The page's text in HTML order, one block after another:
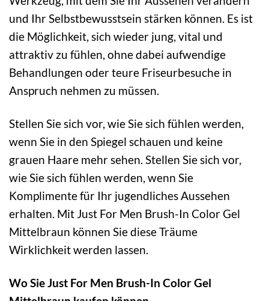
und Ihr Selbstbewusstsein stärken können. Es ist
die Möglichkeit, sich wieder jung, vital und
attraktiv zu fühlen, ohne dabei aufwendige
Behandlungen oder teure Friseurbesuche in
Anspruch nehmen zu müssen.
Stellen Sie sich vor, wie Sie sich fühlen werden,
wenn Sie in den Spiegel schauen und keine
grauen Haare mehr sehen. Stellen Sie sich vor,
wie Sie sich fühlen werden, wenn Sie
Komplimente für Ihr jugendliches Aussehen
erhalten. Mit Just For Men Brush-In Color Gel
Mittelbraun können Sie diese Träume
Wirklichkeit werden lassen.
Wo Sie Just For Men Brush-In Color Gel